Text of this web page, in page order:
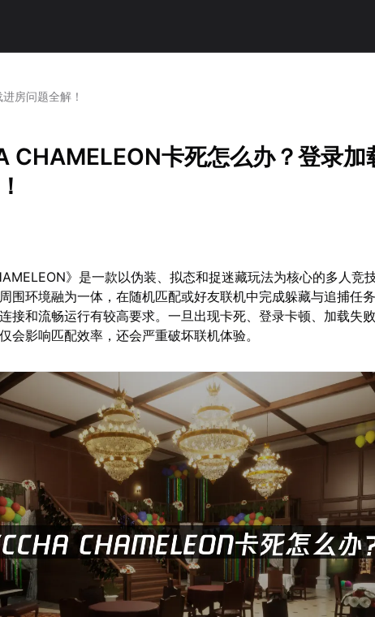
房问题全解！
CHAMELEON卡死怎么办？登录加
》是一款以伪装、拟态和捉迷藏玩法为核心的多人竞
围环境融为一体，在随机匹配或好友联机中完成躲藏与追捕任
接和流畅运行有较高要求。一旦出现卡死、登录卡顿、加载失
会影响匹配效率，还会严重破坏联机体验。